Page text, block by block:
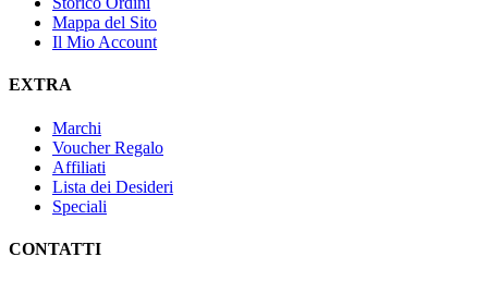
Mappa del Sito
Il Mio Account
EXTRA
Marchi
Voucher Regalo
Affiliati
Lista dei Desideri
Speciali
CONTATTI